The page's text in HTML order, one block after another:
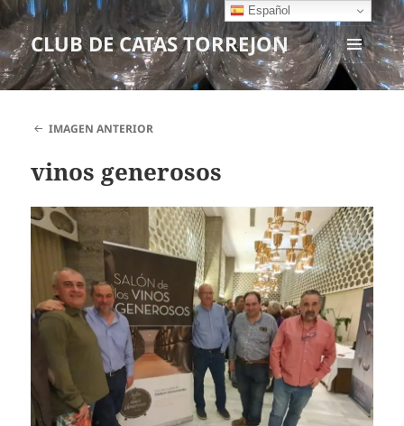
CLUB DE CATAS TORREJON
MENÚ
Y
IMAGEN ANTERIOR
vinos generosos
Español